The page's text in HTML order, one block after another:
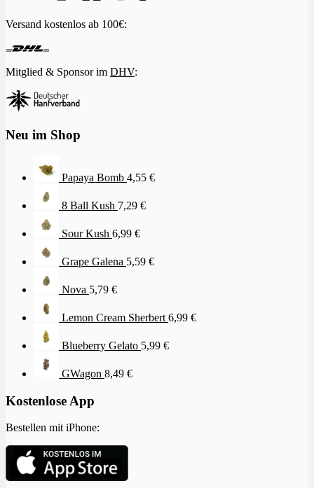
Versand kostenlos ab 100€:
Mitglied & Sponsor im DHV:
Neu im Shop
Papaya Bomb 4,55 €
8 Ball Kush 7,29 €
Sour Kush 6,99 €
Grape Galena 5,59 €
Nova 5,79 €
Lemon Cream Sherbert 6,99 €
Blueberry Gelato 5,99 €
GWagon 8,49 €
Kostenlose App
Bestellen mit iPhone: